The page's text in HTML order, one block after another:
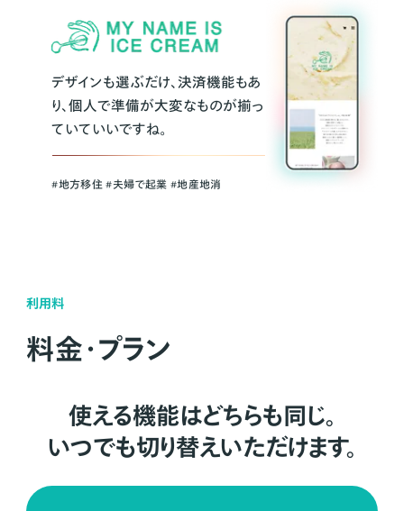
デザインも選ぶだけ、決済機能もあ
り、個人で準備が大変なものが揃っ
ていていいですね。
#地方移住 #夫婦で起業 #地産地消
利用料
料金・プラン
使える機能はどちらも同じ。
いつでも切り替えいただけます。